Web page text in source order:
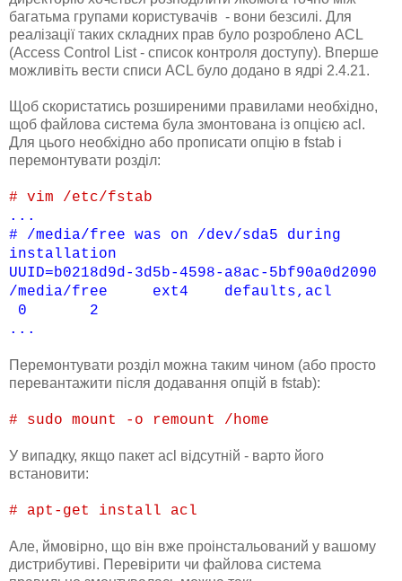
багатьма групами користувачів - вони безсилі. Для
реалізації таких складних прав було розроблено ACL
(Access Control List - список контроля доступу). Вперше
можливіть вести списи ACL було додано в ядрі 2.4.21.
Щоб скористатись розширеними правилами необхідно,
щоб файлова система була змонтована із опцією acl.
Для цього необхідно або прописати опцію в fstab і
перемонтувати розділ:
# vim /etc/fstab
...
# /media/free was on /dev/sda5 during
installation
UUID=b0218d9d-3d5b-4598-a8ac-5bf90a0d2090
/media/free ext4 defaults,acl
0 2
...
Перемонтувати розділ можна таким чином (або просто
перевантажити після додавання опцій в fstab):
# sudo mount -o remount /home
У випадку, якщо пакет acl відсутній - варто його
встановити:
# apt-get install acl
Але, ймовірно, що він вже проінстальований у вашому
дистрибутиві. Перевірити чи файлова система